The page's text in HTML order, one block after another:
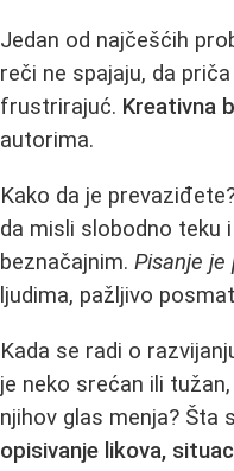
Jedan od najčešćih
reči ne spajaju, da
frustrirajuć. Kreativna
autorima.
Kako da je
da misli slobodno teku
beznačajnim.Pisanje je
ljudima, pažljivo
Kada se radi o
je neko srećan ili
njihov glas menja? Šta
opisivanje likova,